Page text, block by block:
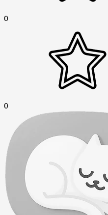
0
0